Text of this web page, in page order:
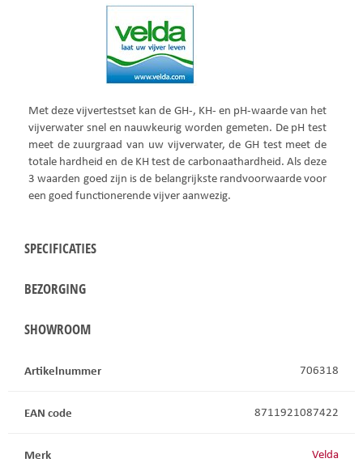
Met deze vijvertestset kan de GH-, KH- en pH-waarde van het
vijverwater snel en nauwkeurig worden gemeten. De pH test
meet de zuurgraad van uw vijverwater, de GH test meet de
totale hardheid en de KH test de carbonaathardheid. Als deze
3 waarden goed zijn is de belangrijkste randvoorwaarde voor
een goed functionerende vijver aanwezig.
SPECIFICATIES
BEZORGING
SHOWROOM
Artikelnummer 706318
EAN code 8711921087422
Merk Velda